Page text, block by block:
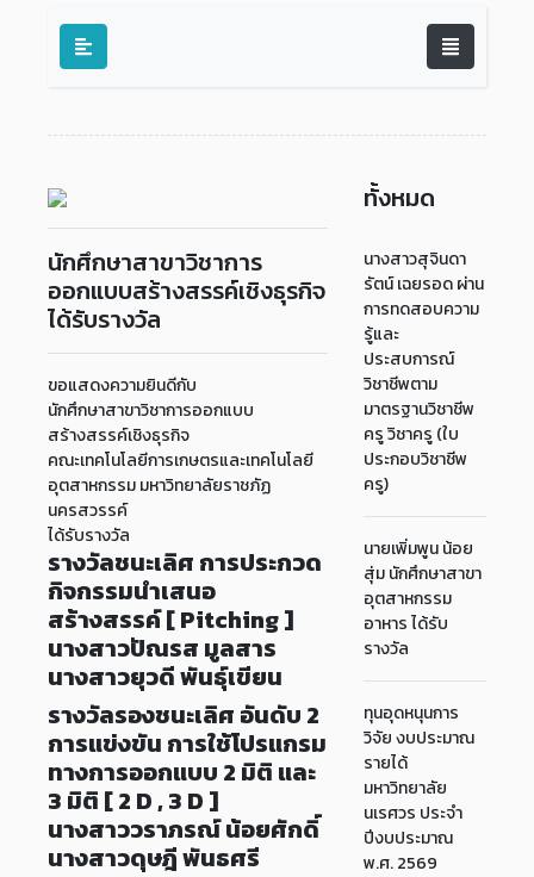
นักศึกษาสาขาวิชาการ
ออกแบบสร้างสรรค์เชิงธุรกิจ
ได้รับรางวัล
ขอแสดงความยินดีกับ
นักศึกษาสาขาวิชาการออกแบบ
สร้างสรรค์เชิงธุรกิจ
คณะเทคโนโลยีการเกษตรและเทคโนโลยี
อุตสาหกรรม มหาวิทยาลัยราชภัฏ
นครสวรรค์
ได้รับรางวัล
รางวัลชนะเลิศ การประกวด
กิจกรรมนำเสนอ
สร้างสรรค์ [ Pitching ]
นางสาวปัณรส มูลสาร
นางสาวยุวดี พันธุ์เขียน
รางวัลรองชนะเลิศ อันดับ 2
การแข่งขัน การใช้โปรแกรม
ทางการออกแบบ 2 มิติ และ
3 มิติ [ 2 D , 3 D ]
นางสาววราภรณ์ น้อยศักดิ์
นางสาวดุษฎี พันธศรี
ทั้งหมด
นางสาวสุจินดา
รัตน์ เฉยรอด ผ่าน
การทดสอบความ
รู้และ
ประสบการณ์
วิชาชีพตาม
มาตรฐานวิชาชีพ
ครู วิชาครู (ใบ
ประกอบวิชาชีพ
ครู)
นายเพิ่มพูน น้อย
สุ่ม นักศึกษาสาขา
อุตสาหกรรม
อาหาร ได้รับ
รางวัล
ทุนอุดหนุนการ
วิจัย งบประมาณ
รายได้
มหาวิทยาลัย
นเรศวร ประจำ
ปีงบประมาณ
พ.ศ. 2569